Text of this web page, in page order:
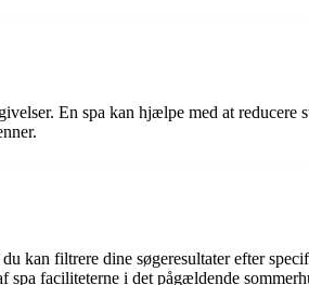
En spa kan hjælpe med at reducere
kan filtrere dine søgeresultater efter
faciliteterne i det pågældende